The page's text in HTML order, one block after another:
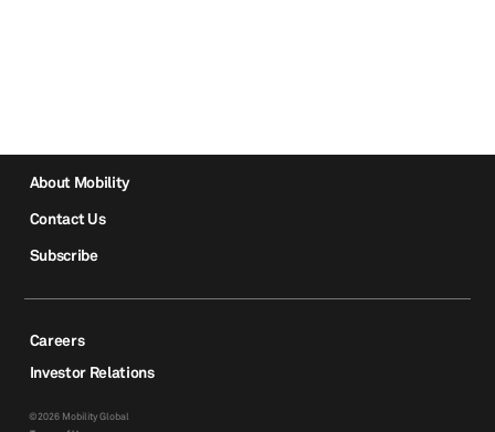
About Mobility
Contact Us
Subscribe
Careers
Investor Relations
©2026 Mobility Global